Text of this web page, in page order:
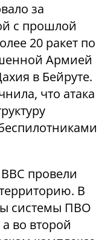
за
с прошлой
20 ракет по
Армией
в Бейруте.
что атака
провели
В
системы ПВО
во второй